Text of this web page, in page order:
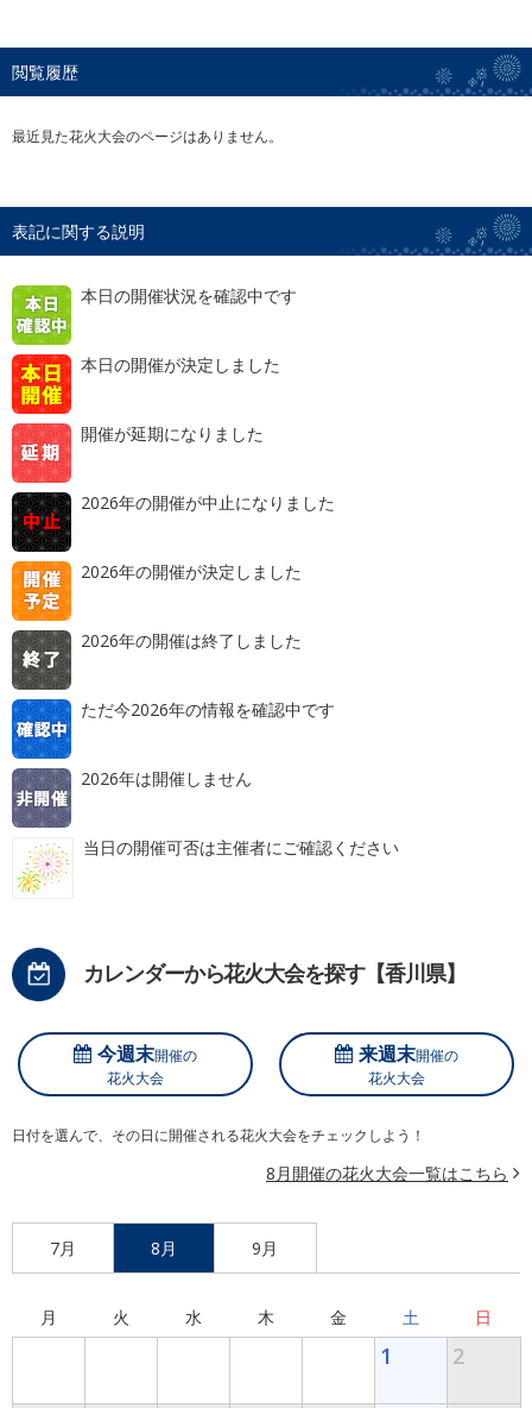
閲覧履歴
最近見た花火大会のページはありません。
表記に関する説明
本日の開催状況を確認中です
本日の開催が決定しました
開催が延期になりました
2026年の開催が中止になりました
2026年の開催が決定しました
2026年の開催は終了しました
ただ今2026年の情報を確認中です
2026年は開催しません
当日の開催可否は主催者にご確認ください
カレンダーから花火大会を探す【香川県】
今週末開催の
花火大会
来週末開催の
花火大会
日付を選んで、その日に開催される花火大会をチェックしよう！
8月開催の花火大会一覧はこちら
7月 8月 9月
月 火 水 木 金 土 日
1 2